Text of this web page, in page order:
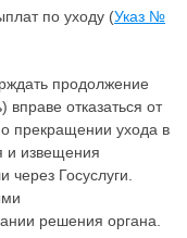
по уходу (Указ №
продолжение
отказаться от
прекращении ухода в
и извещения
Госуслуги.
решения органа.